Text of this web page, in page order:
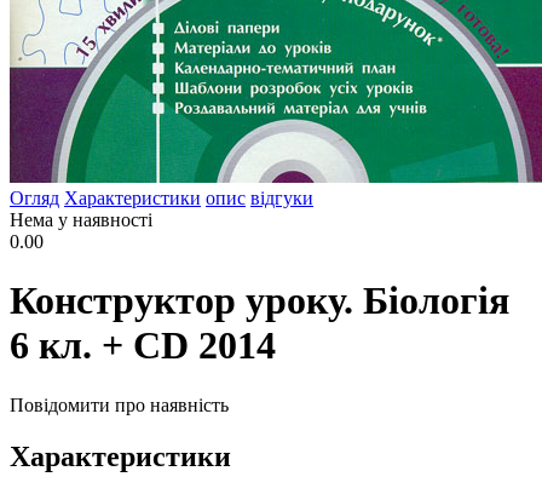
Огляд Характеристики опис відгуки
Нема у наявності
0.00
Конструктор уроку. Біологія
6 кл. + CD 2014
Повідомити про наявність
Характеристики